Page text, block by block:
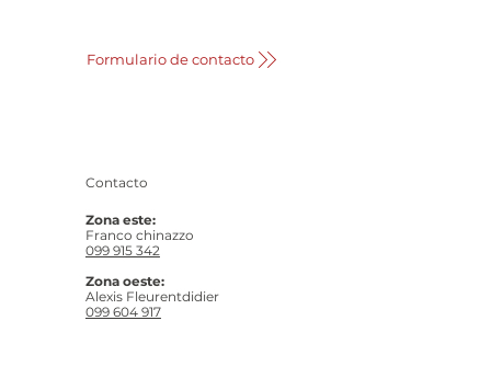
Formulario de contacto
Contacto
Zona este:
Franco chinazzo
099 915 342
Zona oeste:
Alexis Fleurentdidier
099 604 917